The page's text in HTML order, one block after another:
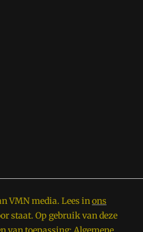
VMN media. Lees inons
staat. Op gebruik van deze